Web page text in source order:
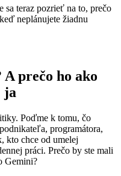
teraz pozrieť na to, prečo
neplánujete žiadnu
prečo ho ako
ja
Poďme k tomu, čo
programátora,
kto chce od umelej
práci. Prečo by ste mali
Gemini?